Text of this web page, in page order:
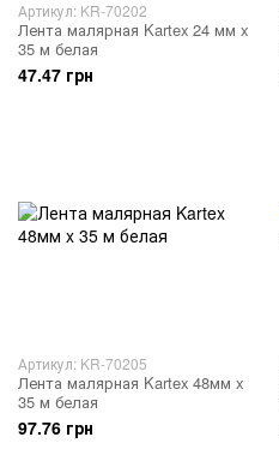
Артикул: KR-70202
Лента малярная Kartex 24 мм x
35 м белая
47.47 грн
Артикул: KR-70205
Лента малярная Kartex 48мм x
35 м белая
97.76 грн